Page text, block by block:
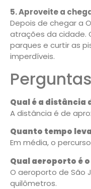
5. Aproveite a
Depois de chegar a
atrações da cidade.
parques e curtir as
imperdíveis.
Qual é a distância
A distância é de
Quanto tempo
Em média, o
Qual aeroporto é
O aeroporto de São
quilômetros.